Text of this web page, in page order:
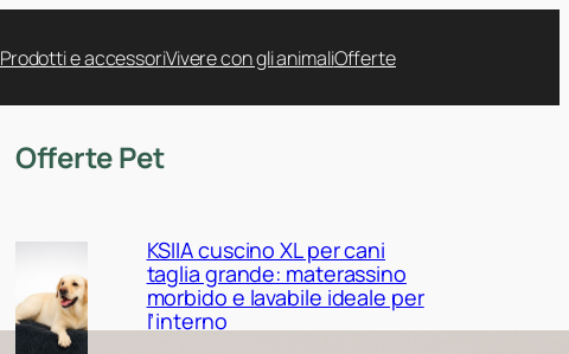
Prodotti e accessoriVivere con gli animaliOfferte
Offerte Pet
KSIIA cuscino XL per cani
taglia grande: materassino
morbido e lavabile ideale per
l’interno